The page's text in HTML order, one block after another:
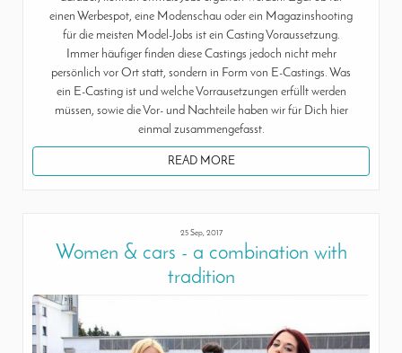
einen Werbespot, eine Modenschau oder ein Magazinshooting
für die meisten Model-Jobs ist ein Casting Voraussetzung.
Immer häufiger finden diese Castings jedoch nicht mehr
persönlich vor Ort statt, sondern in Form von E-Castings. Was
ein E-Casting ist und welche Vorrausetzungen erfüllt werden
müssen, sowie die Vor- und Nachteile haben wir für Dich hier
einmal zusammengefasst.
READ MORE
25 Sep, 2017
Women & cars - a combination with
tradition